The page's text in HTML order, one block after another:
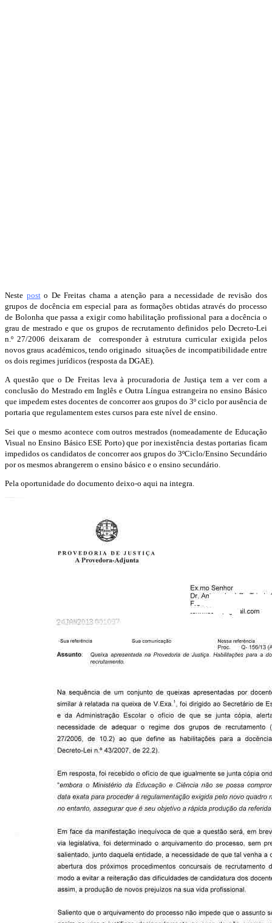
Neste posto De Freitas chama a atenção para a necessidade de revisão dos
grupos de docência em especial para as formações obtidas através do processo
de Bolonha que passa a exigir como habilitação profissional para a docência o
grau de mestrado e que os grupos de recrutamento definidos pelo Decreto-Lei
n.º 27/2006 deixaram de corresponder à estrutura curricular exigida pelos
novos graus académicos, tendo originado situações de incompatibilidade entre
os dois regimes jurídicos (resposta da DGAE).
A questão que o De Freitas leva à procuradoria de Justiça tem a ver com a
conclusão do Mestrado em Inglês e Outra Língua estrangeira no ensino Básico
que impedem estes docentes de concorrer aos grupos do 3º ciclo por ausência de
portaria que regulamentem estes cursos para este nível de ensino.
Sei que o mesmo acontece com outros mestrados (nomeadamente de Educação
Visual no Ensino Básico ESE Porto) que por inexistência destas portarias ficam
impedidos os candidatos de concorrer aos grupos do 3ºCiclo/Ensino Secundário
por os mesmos abrangerem o ensino básico e o ensino secundário.
Pela oportunidade do documento deixo-o aqui na integra.